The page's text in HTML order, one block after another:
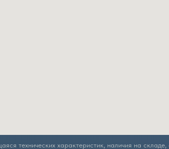
технических характеристик, наличия на складе,